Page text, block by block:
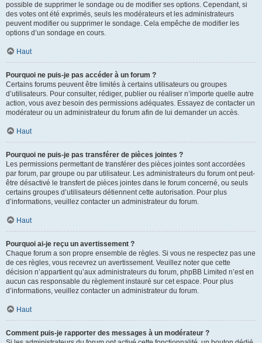
possible de supprimer le sondage ou de modifier ses options. Cependant, si
des votes ont été exprimés, seuls les modérateurs et les administrateurs
peuvent modifier ou supprimer le sondage. Cela empêche de modifier les
options d’un sondage en cours.
Haut
Pourquoi ne puis-je pas accéder à un forum ?
Certains forums peuvent être limités à certains utilisateurs ou groupes
d’utilisateurs. Pour consulter, rédiger, publier ou réaliser n’importe quelle autre
action, vous avez besoin des permissions adéquates. Essayez de contacter un
modérateur ou un administrateur du forum afin de lui demander un accès.
Haut
Pourquoi ne puis-je pas transférer de pièces jointes ?
Les permissions permettant de transférer des pièces jointes sont accordées
par forum, par groupe ou par utilisateur. Les administrateurs du forum ont peut-
être désactivé le transfert de pièces jointes dans le forum concerné, ou seuls
certains groupes d’utilisateurs détiennent cette autorisation. Pour plus
d’informations, veuillez contacter un administrateur du forum.
Haut
Pourquoi ai-je reçu un avertissement ?
Chaque forum a son propre ensemble de règles. Si vous ne respectez pas une
de ces règles, vous recevrez un avertissement. Veuillez noter que cette
décision n’appartient qu’aux administrateurs du forum, phpBB Limited n’est en
aucun cas responsable du règlement instauré sur cet espace. Pour plus
d’informations, veuillez contacter un administrateur du forum.
Haut
Comment puis-je rapporter des messages à un modérateur ?